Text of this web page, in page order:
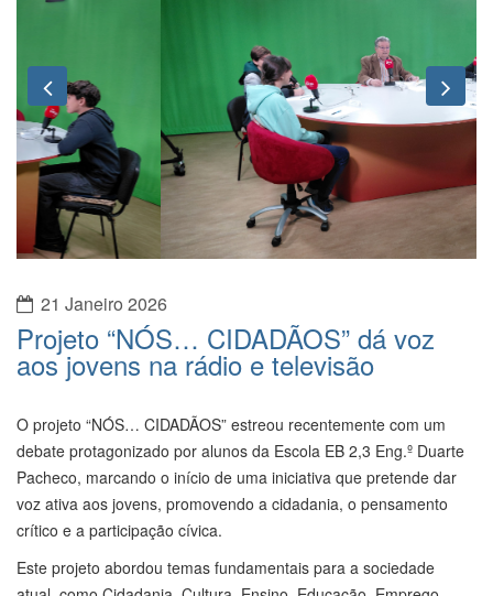
Previous
21 Janeiro 2026
Projeto “NÓS… CIDADÃOS” dá voz
aos jovens na rádio e televisão
O projeto “NÓS… CIDADÃOS” estreou recentemente com um
debate protagonizado por alunos da Escola EB 2,3 Eng.º Duarte
Pacheco, marcando o início de uma iniciativa que pretende dar
voz ativa aos jovens, promovendo a cidadania, o pensamento
crítico e a participação cívica.
Este projeto abordou temas fundamentais para a sociedade